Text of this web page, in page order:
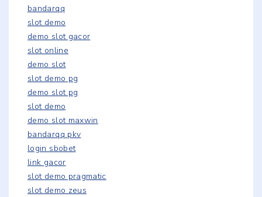
bandarqq
slot demo
demo slot gacor
slot online
demo slot
slot demo pg
demo slot pg
slot demo
demo slot maxwin
bandarqq pkv
login sbobet
link gacor
slot demo pragmatic
slot demo zeus